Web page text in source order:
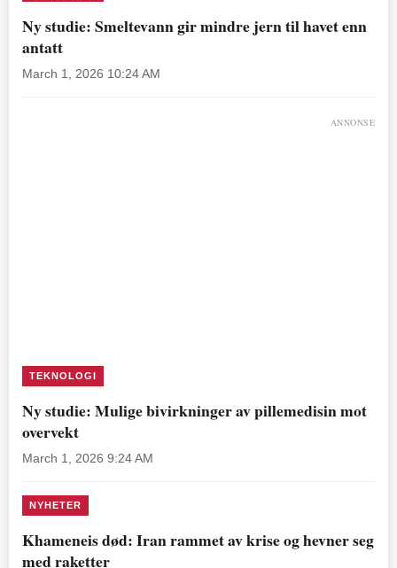
Ny studie: Smeltevann gir mindre jern til havet enn
antatt
March 1, 2026 10:24 AM
ANNONSE
TEKNOLOGI
Ny studie: Mulige bivirkninger av pillemedisin mot
overvekt
March 1, 2026 9:24 AM
NYHETER
Khameneis død: Iran rammet av krise og hevner seg
med raketter